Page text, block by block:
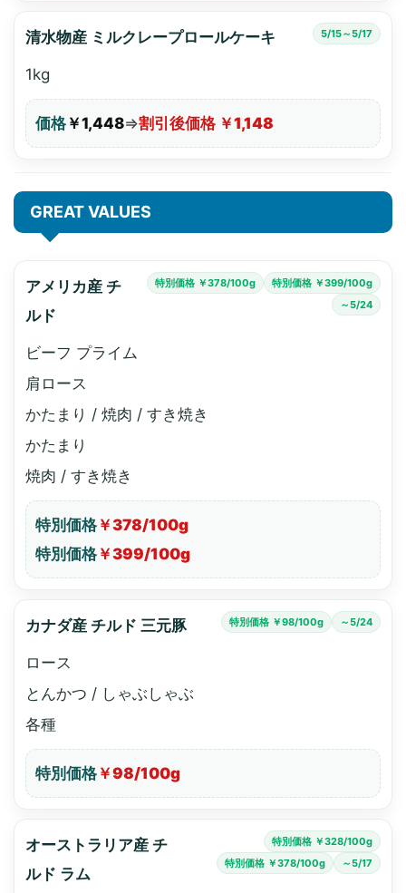
清水物産 ミルクレープロールケーキ 5/15～5/17
1kg
価格 ￥1,448⇒割引後価格 ￥1,148
GREAT VALUES
アメリカ産 チ
ルド
特別価格 ￥378/100g
特別価格 ￥399/100g
～5/24
ビーフ プライム
肩ロース
かたまり / 焼肉 / すき焼き
かたまり
焼肉 / すき焼き
特別価格 ￥378/100g
特別価格 ￥399/100g
カナダ産 チルド 三元豚 特別価格 ￥98/100g ～5/24
ロース
とんかつ / しゃぶしゃぶ
各種
特別価格 ￥98/100g
オーストラリア産 チ
ルド ラム
特別価格 ￥328/100g
特別価格 ￥378/100g
～5/17